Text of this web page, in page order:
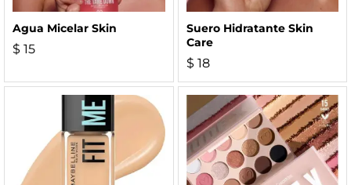
Agua Micelar Skin
$ 15
Suero Hidratante Skin
Care
$ 18